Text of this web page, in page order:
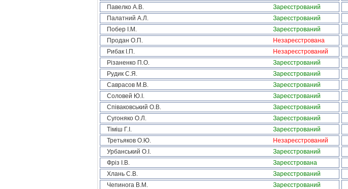
Павелко А.В.
Зареєстрований
Палатний А.Л.
Зареєстрований
Побер І.М.
Зареєстрований
Продан О.П.
Незареєстрована
Рибак І.П.
Незареєстрований
Різаненко П.О.
Зареєстрований
Рудик С.Я.
Зареєстрований
Саврасов М.В.
Зареєстрований
Соловей Ю.І.
Зареєстрований
Співаковський О.В.
Зареєстрований
Сугоняко О.Л.
Зареєстрований
Тіміш Г.І.
Зареєстрований
Третьяков О.Ю.
Незареєстрований
Урбанський О.І.
Зареєстрований
Фріз І.В.
Зареєстрована
Хлань С.В.
Зареєстрований
Чепинога В.М.
Зареєстрований